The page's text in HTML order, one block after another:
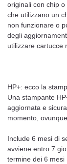
originali con chip
che utilizzano un
non funzionare o
degli
utilizzare cartucce
HP+: ecco la
Una stampante
aggiornata e
momento,
Include 6 mesi di
avviene entro 7
termine dei 6